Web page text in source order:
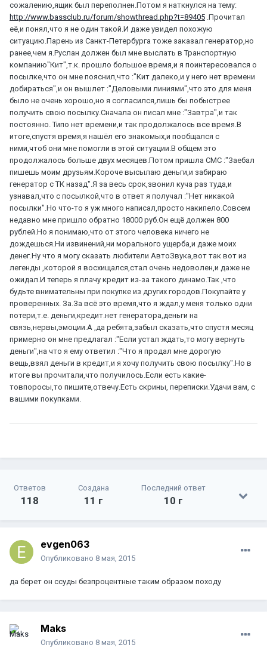
сожалению,ящик был переполнен.Потом я наткнулся на тему:
http://www.bassclub.ru/forum/showthread.php?t=89405 .Прочитал
её,и понял,что я не один такой.И даже увидел похожую
ситуацию.Парень из Санкт-Петербурга тоже заказал генератор,но
ранее,чем я.Руслан должен был мне выслать в Транспортную
компанию"Кит",т.к. прошло большое время,и я поинтересовался о
посылке,что он мне пояснил,что :"Кит далеко,и у него нет времени
добираться",и он вышлет :"Деловыми линиями",что это для меня
было не очень хорошо,но я согласился,лишь бы побыстрее
получить свою посылку.Сначала он писал мне :"Завтра",и так
постоянно. Типо нет времени,и так продолжалось все время.В
итоге,спустя время,я нашёл его знакомых,и пообщался с
ними,чтоб они мне помогли в этой ситуации.В общем это
продолжалось больше двух месяцев.Потом пришла СМС :"Заебал
пишешь моим друзьям.Короче высылаю деньги,и забираю
генератор с ТК назад".Я за весь срок,звонил куча раз туда,и
узнавал,что с посылкой,что в ответ я получал :"Нет никакой
посылки".Но что-то я уж много написал,просто накипело.Совсем
недавно мне пришло обратно 18000 руб.Он ещё должен 800
рублей.Но я понимаю,что от этого человека ничего не
дождешься.Ни извинений,ни морального ущерба,и даже моих
денег.Ну что я могу сказать любители АвтоЗвука,вот так вот из
легенды ,которой я восхищался,стал очень недоволен,и даже не
ожидал.И теперь я плачу кредит из-за такого динамо.Так ,что
будьте внимательны при покупке из других городов.Покупайте у
проверенных. За.За всё это время,что я ждал,у меня только одни
потери,т.е. деньги,кредит.нет генератора,деньги на
связь,нервы,эмоции.А ,да ребята,забыл сказать,что спустя месяц
примерно он мне предлагал :"Если устал ждать,то могу вернуть
деньги",на что я ему ответил :"Что я продал мне дорогую
вещь,взял деньги в кредит,и я хочу получить свою посылку".Но в
итоге вы прочитали,что получилось.Если есть какие-
товпоросы,то пишите,отвечу.Есть скрины, переписки.Удачи вам, с
вашими покупками.
Ответов
118
Создана
11 г
Последний ответ
10 г
evgen063
Опубликовано 8 мая, 2015
да берет он ссуды безпроцентные таким образом походу
Maks
Опубликовано 8 мая, 2015